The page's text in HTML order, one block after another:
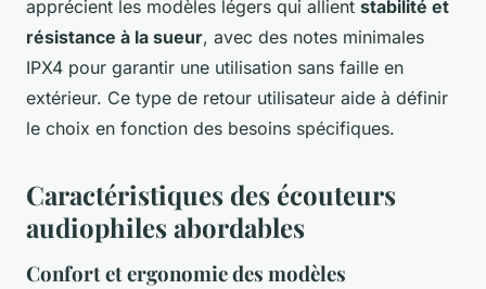
apprécient les modèles légers qui allient stabilité et
résistance à la sueur, avec des notes minimales
IPX4 pour garantir une utilisation sans faille en
extérieur. Ce type de retour utilisateur aide à définir
le choix en fonction des besoins spécifiques.
Caractéristiques des écouteurs
audiophiles abordables
Confort et ergonomie des modèles